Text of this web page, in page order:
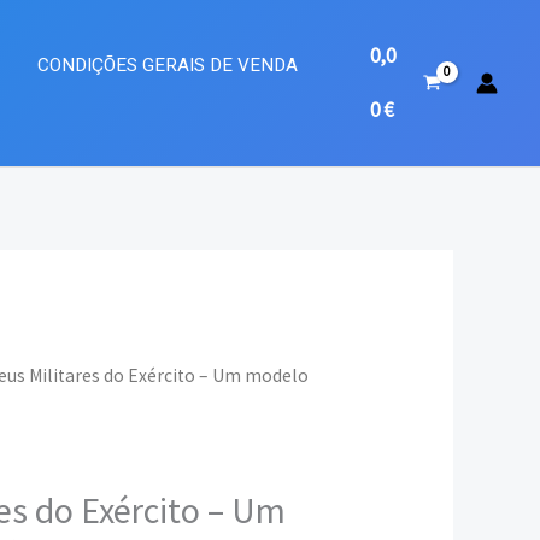
CONDIÇÕES GERAIS DE VENDA 0,0
0€
Militares do Exército – Um modelo
do Exército – Um